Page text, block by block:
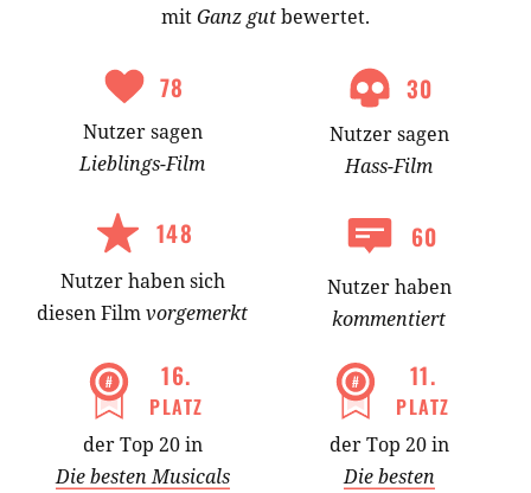
mitGanz gutbewertet.
78
Nutzersagen
Lieblings-Film
30
Nutzersagen
Hass-Film
148
Nutzerhabensich
diesen Filmvorgemerkt
60
Nutzer haben
kommentiert
16.
PLATZ
der Top 20 in
Die besten Musicals
11.
PLATZ
der Top 20 in
Die besten